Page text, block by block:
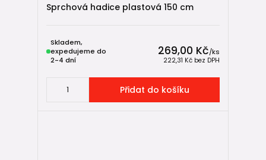
Sprchová hadice plastová 150 cm
269,00 Kč/ks
222,31 Kč bez DPH
Skladem,
expedujeme do
2-4 dní
Přidat do košíku